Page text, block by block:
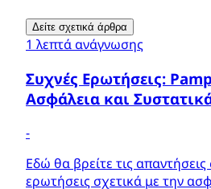
Δείτε σχετικά άρθρα
1 λεπτά ανάγνωσης
Συχνές Ερωτήσεις:
Ασφάλεια και
-
Εδώ θα βρείτε τις απαντήσεις
ερωτήσεις σχετικά με την